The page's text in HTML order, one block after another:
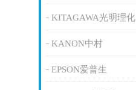
KITAGAWA光明理化
KANON中村
EPSON爱普生